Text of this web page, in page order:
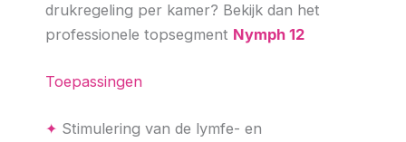
drukregeling per kamer? Bekijk dan het
professionele topsegment Nymph 12
Toepassingen
✦ Stimulering van de lymfe- en